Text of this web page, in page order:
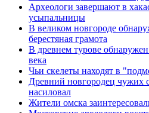
Археологи завершают в
усыпальницы
В великом новгороде
берестяная грамота
В древнем турове
века
Чьи скелеты находят в
Древний новгородец чужих
насиловал
Жители омска